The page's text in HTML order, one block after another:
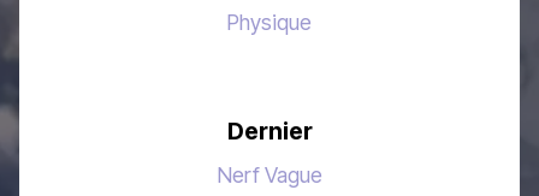
Physique
Dernier
Nerf Vague